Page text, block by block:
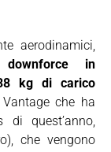
aerodinamici,
in
kg di carico
che ha
quest’anno,
che vengono